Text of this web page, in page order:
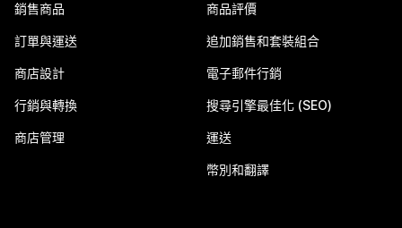
銷售商品
訂單與運送
商店設計
行銷與轉換
商店管理
商品評價
追加銷售和套裝組合
電子郵件行銷
搜尋引擎最佳化 (SEO)
運送
幣別和翻譯